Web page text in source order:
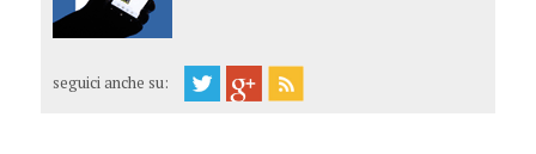
seguici anche su: